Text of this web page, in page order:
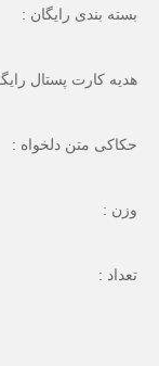
بسته بندی رایگان :
هدیه کارت پستال
حکاکی متن دلخواه :
وزن :
تعداد :